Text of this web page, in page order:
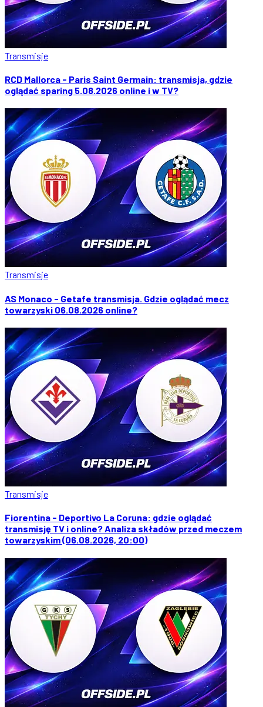
Transmisje
RCD Mallorca - Paris Saint Germain: transmisja, gdzie
oglądać sparing 5.08.2026 online i w TV?
Transmisje
AS Monaco - Getafe transmisja. Gdzie oglądać mecz
towarzyski 06.08.2026 online?
Transmisje
Fiorentina - Deportivo La Coruna: gdzie oglądać
transmisję TV i online? Analiza składów przed meczem
towarzyskim (06.08.2026, 20:00)